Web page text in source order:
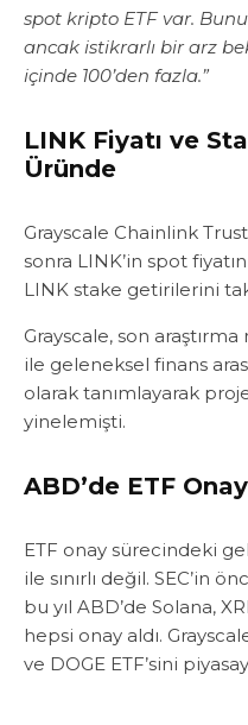
spot kripto ETF var.
ancak istikrarlı bir arz
içinde 100’den fazla.”
LINK Fiyatı ve
Üründe
Grayscale Chainlink
sonra LINK’in spot
LINK stake getirilerini
Grayscale, son
ile geleneksel finans
olarak tanımlayarak
yinelemişti.
ABD’de ETF
ETF onay sürecindeki
ile sınırlı değil. SEC’in
bu yıl ABD’de Solana,
hepsi onay aldı.
ve DOGE ETF’sini